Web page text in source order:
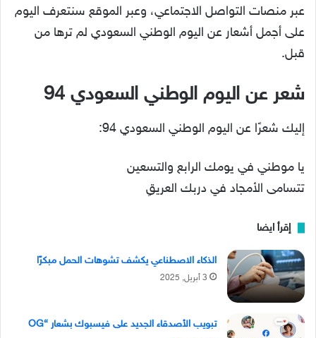
عبر منصات التواصل الاجتماعي، وعبر الموقع سنتعرف اليوم
على أجمل أشعار عن اليوم الوطني السعودي لم ترها من
قبل.
شعر عن اليوم الوطني السعودي 94
إليك شعرًا عن اليوم الوطني السعودي 94:
يا موطني في يومك الرابع والتسعين
تتسامى الأمجاد في دربك العريقِ
إقرأ ايضا
الذكاء الاصطناعي يكشف تشوهات الحمل مبكرًا
3 أبريل, 2025
تبويب الأصدقاء الجديد على فيسبوك بشعار “OG